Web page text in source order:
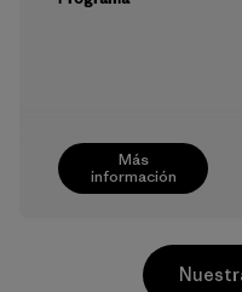
Más
información